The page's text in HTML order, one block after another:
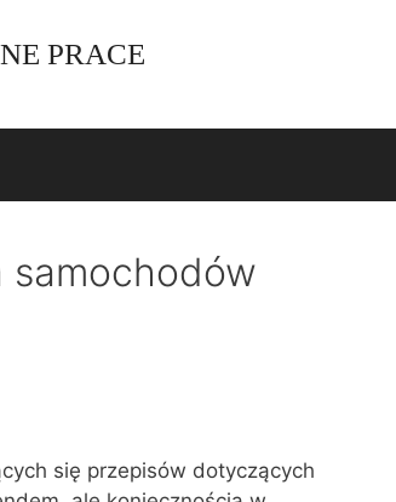
PRACE
samochodów
się przepisów dotyczących